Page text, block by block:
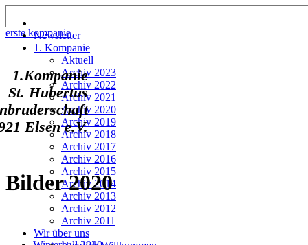
Newsletter
1. Kompanie
Aktuell
Archiv 2023
Archiv 2022
Archiv 2021
Archiv 2020
Archiv 2019
Archiv 2018
Archiv 2017
Archiv 2016
Archiv 2015
Archiv 2014
Archiv 2013
Archiv 2012
Archiv 2011
Wir über uns
erste kompanie
1.Kompanie
St. Hubertus
Elsen e.V.
Bilder 2020